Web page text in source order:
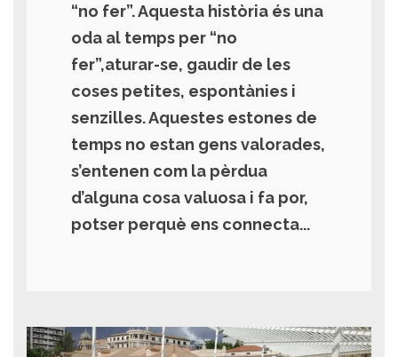
“no fer”. Aquesta història és una
oda al temps per “no
fer”,aturar-se, gaudir de les
coses petites, espontànies i
senzilles. Aquestes estones de
temps no estan gens valorades,
s’entenen com la pèrdua
d’alguna cosa valuosa i fa por,
potser perquè ens connecta...